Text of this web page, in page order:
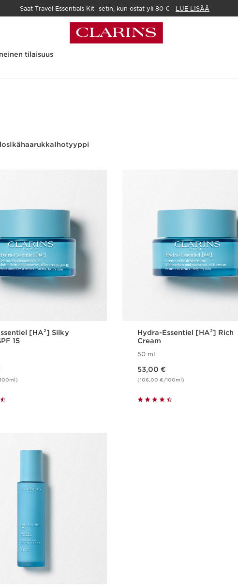
Saat Travel Essentials Kit -setin, kun ostat yli 80 € LUE LISÄÄ
tilaisuus
IkähaarukkaIhotyyppi
[HA²] Silky
15
Hydra-Essentiel [HA²] Rich
Cream
50 ml
53,00 €
(106,00 €/100ml)